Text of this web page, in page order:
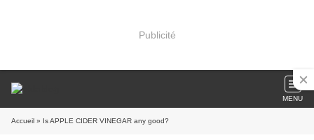
Publicité
MENU
Accueil » Is APPLE CIDER VINEGAR any good?